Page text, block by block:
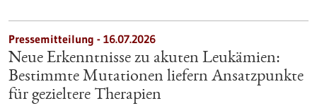
Pressemitteilung - 16.07.2026
Neue Erkenntnisse zu akuten Leukämien:
Bestimmte Mutationen liefern Ansatzpunkte
für gezieltere Therapien